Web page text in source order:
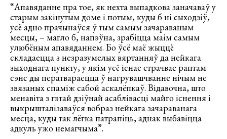
“Апавяданне пра тое, як нехта выпадкова заначаваў у
старым закінутым доме і потым, куды б ні сыходзіў,
усё адно прачынаўся ў тым самым зачараваным
месцы, – магло б, напэўна, зрабіцца маім самым
улюбёным апавяданнем. Бо ўсё маё жыццё
складаецца з незразумелых вяртанняў да нейкага
зыходнага пункту, у якім усё існае страчвае раптам
сэнс ды ператвараецца ў нагрувашчванне нічым не
звязаных спаміж сабой аскалёпкаў. Відавочна, што
менавіта з гэтай дзіўнай асаблівасці майго існення і
выкрышталізаваўся вобраз нейкага зачараванага
месца, куды так лёгка патрапіць, аднак выбавіцца
адкуль ужо немагчыма”.